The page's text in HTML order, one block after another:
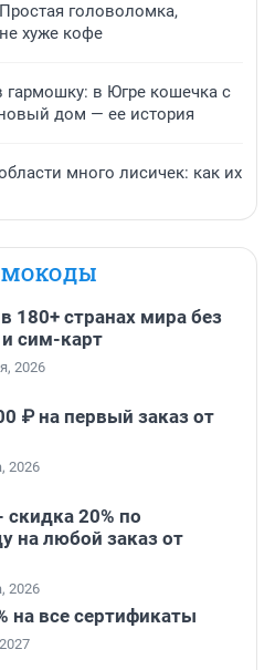
головоломка,
хуже кофе
в Югре кошечка с
дом — ее история
много лисичек: как их
180+ странах мира без
сим-карт
2026
₽ на первый заказ от
2026
скидка 20% по
на любой заказ от
2026
на все сертификаты